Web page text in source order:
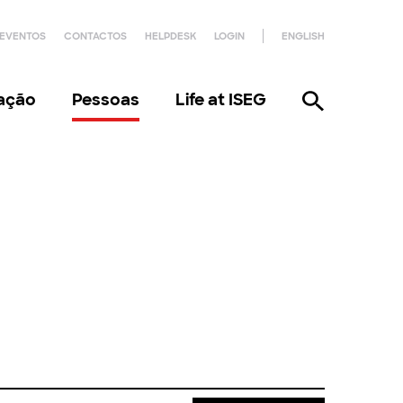
EVENTOS CONTACTOS HELPDESK LOGIN ENGLISH
Pessoas Life at ISEG